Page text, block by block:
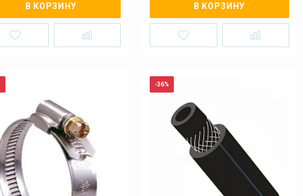
В КОРЗИНУ В КОРЗИНУ
-36%